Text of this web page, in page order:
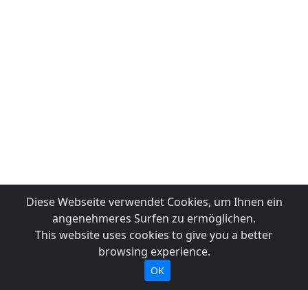
Diese Webseite verwendet Cookies, um Ihnen ein
angenehmeres Surfen zu ermöglichen.
This website uses cookies to give you a better
browsing experience.
OK